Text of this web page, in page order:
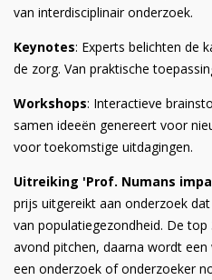
van interdisciplinair onderzoek.
Keynotes: Experts belichten de
de zorg. Van praktische
Workshops: Interactieve
samen ideeën genereert voor
voor toekomstige uitdagingen.
Uitreiking 'Prof. Numans
prijs uitgereikt aan onderzoek
van populatiegezondheid. De
avond pitchen, daarna wordt een
een onderzoek of onderzoeker